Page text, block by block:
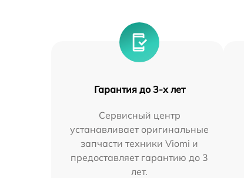
Гарантия до 3-х лет
Сервисный центр
устанавливает оригинальные
запчасти техники Viomi и
предоставляет гарантию до 3
лет.